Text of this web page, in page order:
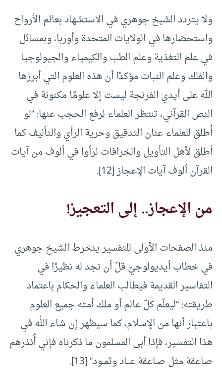
ولا يتردد الشيخ جوهري في الاستشهاد بعالم الأرواح
واستحضارها في الولايات المتحدة وأوربا، وبمسائل
في علم التغذية وعلم الطب والكيمياء والجيولوجيا
والفلك وعلم النبات مؤكدًا أن هذه العلوم التي أبرزها
الله على أيدي الفرنجة ليست إلا علومًا مكنونة في
النص القرآني، تنتظر العلماء لرفع الحجب عنها: “لو
أُطلق للعلماء عنان التدقيق وحرية الرأي والتأليف كما
أطلق لأهل التأويل والخرافات لرأوا في ألوف من آيات
القرآن ألوف آيات الإعجاز [12].
من الإعجاز.. إلى التعجيز!
منذ الصفحات الأولى للتفسير ينخرط الشيخ جوهري
في خطاب أيديولوجيّ قلّ أن نجد له نظيرًا في
التفاسير القديمة فيطالب العلماء والحكام باعتماد
طريقته: “ليعلّم كلّ عالم أو ملك أمته جميع العلوم
باعتبار أنها من الإسلام، كما سيظهر إن شاء الله في
هذا التفسير، فإذا أبى المسلمون ما ذكرناه فإني أُنذرهم
صاعقة مثل صـاعقة عـــاد وثمــود” [13].